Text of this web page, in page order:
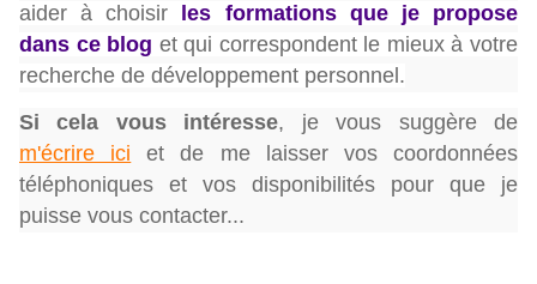
aider à choisir
les formations que je propose
dans ce blog et qui correspondent le mieux à votre
recherche de développement personnel.
Si cela vous intéresse,
je vous suggère de
m'écrire ici et de me laisser vos coordonnées
téléphoniques et vos disponibilités pour que je
puisse vous contacter...